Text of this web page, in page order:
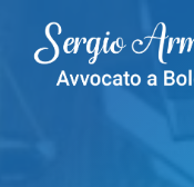
contenuto